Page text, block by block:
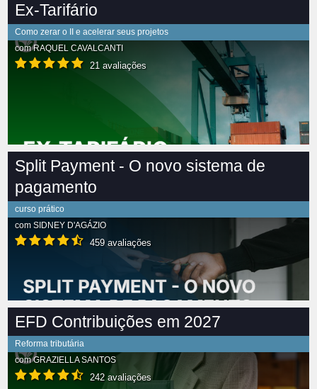
Ex-Tarifário
Como zerar o II e acelerar seus projetos
comRAQUEL CAVALCANTI
21 avaliações
Split Payment - O novo sistema de
pagamento
curso prático
com SIDNEY D'AGÁZIO
459 avaliações
EFD Contribuições em 2027
Reforma tributária
comGRAZIELLA SANTOS
242 avaliações